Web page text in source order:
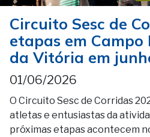
Circuito Sesc de
etapas em Campo
da Vitória em
01/06/2026
O Circuito Sesc de Corridas
atletas e entusiastas da
próximas etapas acontecem